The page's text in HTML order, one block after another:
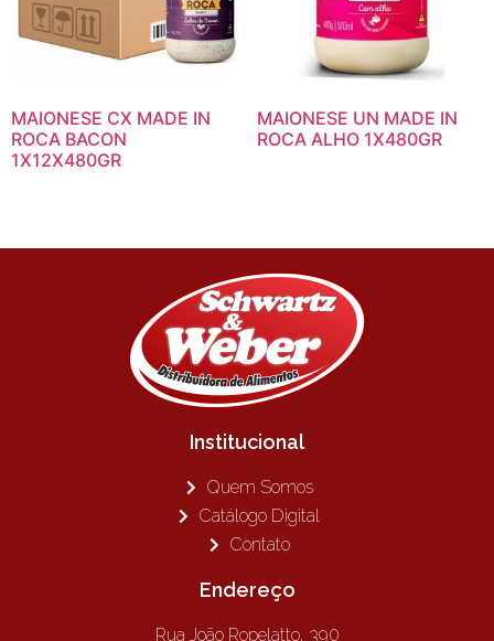
MAIONESE CX MADE IN
ROCA BACON
1X12X480GR
MAIONESE UN MADE IN
ROCA ALHO 1X480GR
Institucional
Quem Somos
Catálogo Digital
Contato
Endereço
Rua João Ropelatto, 390